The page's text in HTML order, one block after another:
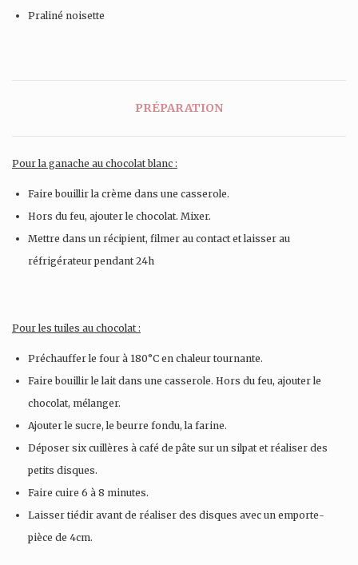
Praliné noisette
PRÉPARATION
Pour la ganache au chocolat blanc :
Faire bouillir la crème dans une casserole.
Hors du feu, ajouter le chocolat. Mixer.
Mettre dans un récipient, filmer au contact et laisser au
réfrigérateur pendant 24h
Pour les tuiles au chocolat :
Préchauffer le four à 180°C en chaleur tournante.
Faire bouillir le lait dans une casserole. Hors du feu, ajouter le
chocolat, mélanger.
Ajouter le sucre, le beurre fondu, la farine.
Déposer six cuillères à café de pâte sur un silpat et réaliser des
petits disques.
Faire cuire 6 à 8 minutes.
Laisser tiédir avant de réaliser des disques avec un emporte-
pièce de 4cm.